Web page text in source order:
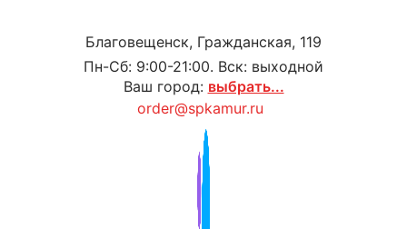
Благовещенск, Гражданская, 119
Пн-Сб: 9:00-21:00. Вск: выходной
Ваш город: выбрать...
order@spkamur.ru